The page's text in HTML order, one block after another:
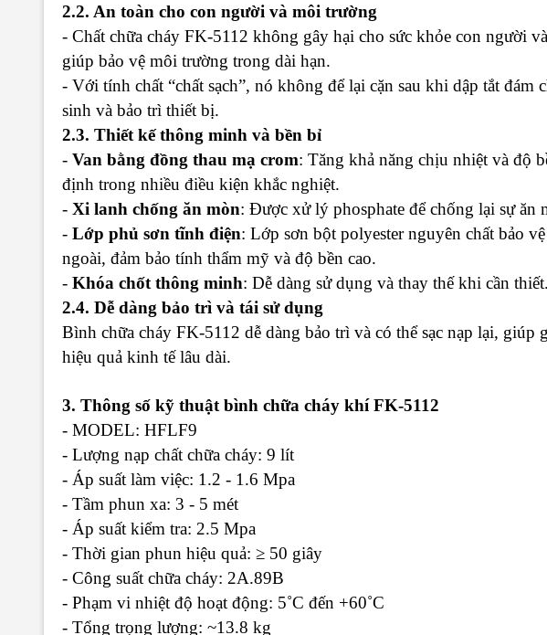
2.2. An toàn cho con người và môi trường
- Chất chữa cháy FK-5112 không gây hại cho sức khỏe con người
giúp bảo vệ môi trường trong dài hạn.
- Với tính chất “chất sạch”, nó không để lại cặn sau khi dập tắt
sinh và bảo trì thiết bị.
2.3. Thiết kế thông minh và bền bỉ
- Van bằng đồng thau mạ crom: Tăng khả năng chịu nhiệt và độ
định trong nhiều điều kiện khắc nghiệt.
- Xi lanh chống ăn mòn: Được xử lý phosphate để chống lại sự ăn
- Lớp phủ sơn tĩnh điện: Lớp sơn bột polyester nguyên chất bảo
ngoài, đảm bảo tính thẩm mỹ và độ bền cao.
- Khóa chốt thông minh: Dễ dàng sử dụng và thay thế khi cần thiết.
2.4. Dễ dàng bảo trì và tái sử dụng
Bình chữa cháy FK-5112 dễ dàng bảo trì và có thể sạc nạp lại, giúp
hiệu quả kinh tế lâu dài.
3. Thông số kỹ thuật bình chữa cháy khí FK-5112
- MODEL: HFLF9
- Lượng nạp chất chữa cháy: 9 lít
- Áp suất làm việc: 1.2 - 1.6 Mpa
- Tầm phun xa: 3 - 5 mét
- Áp suất kiểm tra: 2.5 Mpa
- Thời gian phun hiệu quả: ≥ 50 giây
- Công suất chữa cháy: 2A.89B
- Phạm vi nhiệt độ hoạt động: 5˚C đến +60˚C
- Tổng trọng lượng: ~13.8 kg